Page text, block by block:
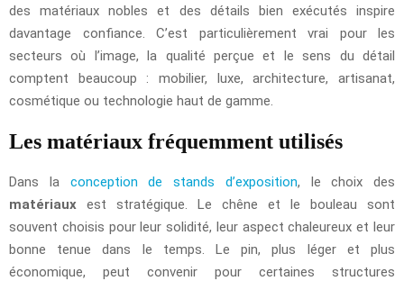
des matériaux nobles et des détails bien exécutés inspire
davantage confiance. C’est particulièrement vrai pour les
secteurs où l’image, la qualité perçue et le sens du détail
comptent beaucoup : mobilier, luxe, architecture, artisanat,
cosmétique ou technologie haut de gamme.
Les matériaux fréquemment utilisés
Dans la conception de stands d’exposition, le choix des
matériaux est stratégique. Le chêne et le bouleau sont
souvent choisis pour leur solidité, leur aspect chaleureux et leur
bonne tenue dans le temps. Le pin, plus léger et plus
économique, peut convenir pour certaines structures